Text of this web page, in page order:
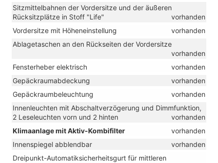
Sitzmittelbahnen der Vordersitze und der äußeren
Rücksitzplätze in Stoff "Life"
vorhanden
Vordersitze mit Höheneinstellung
vorhanden
Ablagetaschen an den Rückseiten der Vordersitze
vorhanden
Fensterheber elektrisch
vorhanden
Gepäckraumabdeckung
vorhanden
Gepäckraumbeleuchtung
vorhanden
Innenleuchten mit Abschaltverzögerung und Dimmfunktion,
2 Leseleuchten vorn und 2 hinten
vorhanden
Klimaanlage mit Aktiv-Kombifilter
vorhanden
Innenspiegel abblendbar
vorhanden
Dreipunkt-Automatiksicherheitsgurt für mittleren